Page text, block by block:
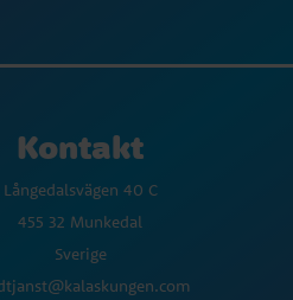
Kontakt
Långedalsvägen 40 C
455 32 Munkedal
Sverige